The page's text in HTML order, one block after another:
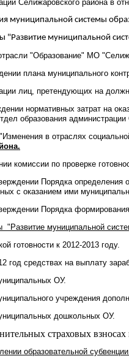
Селижаровского района в
муниципальной системы
"Развитие муниципальной
"Образование" МО
плана муниципального
лиц, претендующих на
нормативных затрат на
образования администрации
в отраслях
комиссии по проверке
Порядка
с оказанием ими
Порядка
"Развитие муниципальной
готовности к 2012-2013 году.
год средствах на выплату
ОУ.
учреждения
дошкольных ОУ.
страховых
образовательной